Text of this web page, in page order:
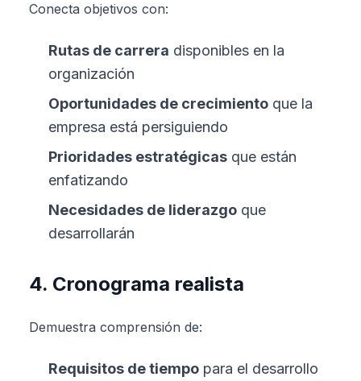
Conecta objetivos con:
Rutas de carrera disponibles en la
organización
Oportunidades de crecimiento que la
empresa está persiguiendo
Prioridades estratégicas que están
enfatizando
Necesidades de liderazgo que
desarrollarán
4. Cronograma realista
Demuestra comprensión de:
Requisitos de tiempo para el desarrollo